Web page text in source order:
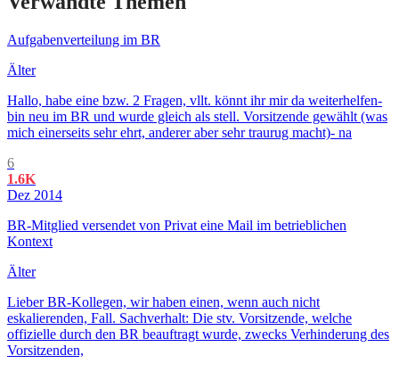
Aufgabenverteilung im BR
Älter
Hallo, habe eine bzw. 2 Fragen, vllt. könnt ihr mir da weiterhelfen-
bin neu im BR und wurde gleich als stell. Vorsitzende gewählt (was
mich einerseits sehr ehrt, anderer aber sehr traurug macht)- na
6
1.6K
Dez 2014
BR-Mitglied versendet von Privat eine Mail im betrieblichen
Kontext
Älter
Lieber BR-Kollegen, wir haben einen, wenn auch nicht
eskalierenden, Fall. Sachverhalt: Die stv. Vorsitzende, welche
offizielle durch den BR beauftragt wurde, zwecks Verhinderung des
Vorsitzenden,